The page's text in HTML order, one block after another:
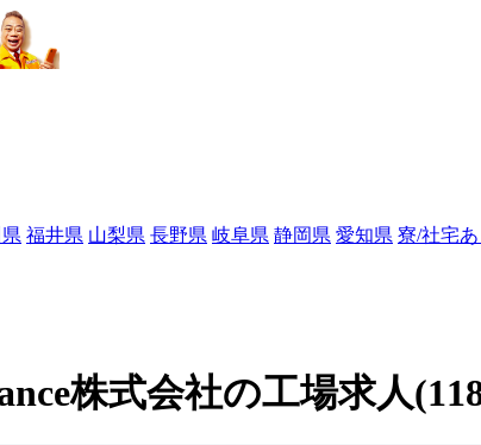
福井県 山梨県 長野県 岐阜県 静岡県 愛知県 寮/社宅あ
株式会社の工場求人